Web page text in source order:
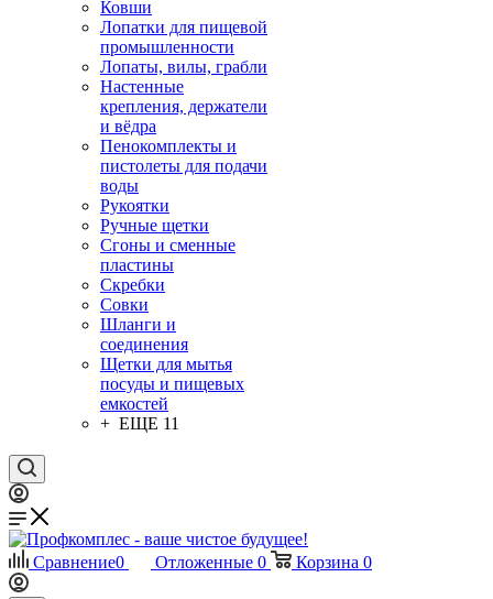
Ковши
Лопатки для пищевой
промышленности
Лопаты, вилы, грабли
Настенные
крепления, держатели
и вёдра
Пенокомплекты и
пистолеты для подачи
воды
Рукоятки
Ручные щетки
Сгоны и сменные
пластины
Скребки
Совки
Шланги и
соединения
Щетки для мытья
посуды и пищевых
емкостей
+ ЕЩЕ 11
Сравнение0 Отложенные 0 Корзина 0